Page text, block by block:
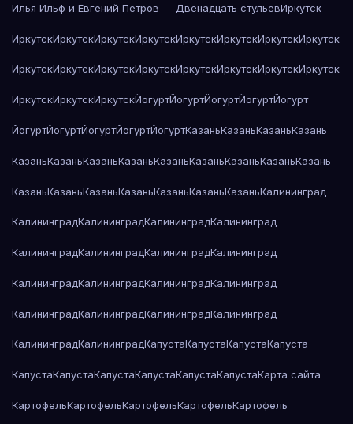
Илья Ильф и Евгений Петров — Двенадцать стульевИркутск
ИркутскИркутскИркутскИркутскИркутскИркутскИркутскИркутск
ИркутскИркутскИркутскИркутскИркутскИркутскИркутскИркутск
ИркутскИркутскИркутскЙогуртЙогуртЙогуртЙогуртЙогурт
ЙогуртЙогуртЙогуртЙогуртЙогуртКазаньКазаньКазаньКазань
КазаньКазаньКазаньКазаньКазаньКазаньКазаньКазаньКазань
КазаньКазаньКазаньКазаньКазаньКазаньКазаньКалининград
КалининградКалининградКалининградКалининград
КалининградКалининградКалининградКалининград
КалининградКалининградКалининградКалининград
КалининградКалининградКалининградКалининград
КалининградКалининградКапустаКапустаКапустаКапуста
КапустаКапустаКапустаКапустаКапустаКапустаКарта сайта
КартофельКартофельКартофельКартофельКартофель